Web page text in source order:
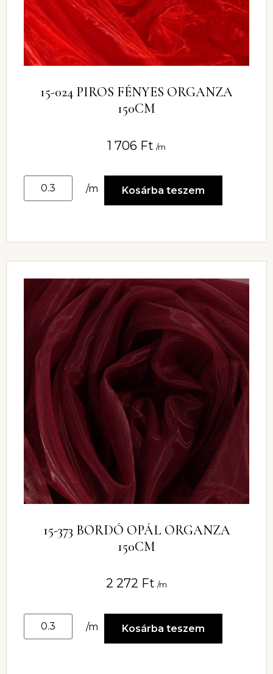
15-024 PIROS FÉNYES ORGANZA
150CM
1 706 Ft /m
/m Kosárba teszem
15-373 BORDÓ OPÁL ORGANZA
150CM
2 272 Ft /m
/m Kosárba teszem